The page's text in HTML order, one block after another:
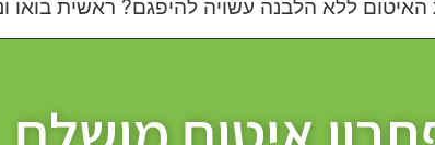
האיטום ללא הלבנה עשויה להיפגם? ראשית בואו